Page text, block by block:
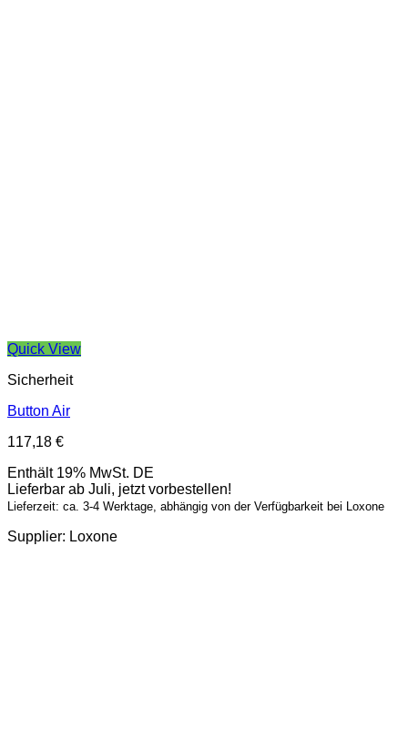
Quick View
Sicherheit
Button Air
117,18 €
Enthält 19% MwSt. DE
Lieferbar ab Juli, jetzt vorbestellen!
Lieferzeit: ca. 3-4 Werktage, abhängig von der Verfügbarkeit bei Loxone
Supplier: Loxone